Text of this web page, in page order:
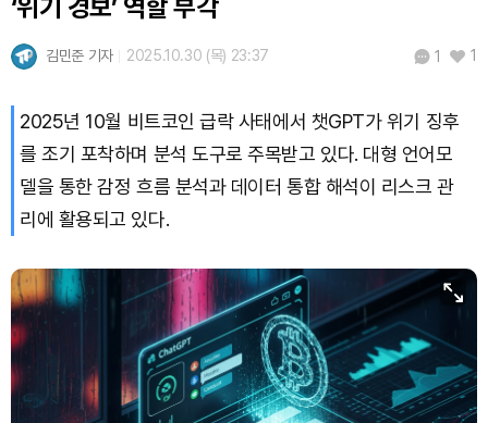
Hyperliquid (HYPE)
Bitcoin (BTC) ₩91,474,226 (+0.19%)
‘위기 경보’ 역할 부각
김민준 기자 2025.10.30 (목) 23:37 1 1
2025년 10월 비트코인 급락 사태에서 챗GPT가 위기 징후
를 조기 포착하며 분석 도구로 주목받고 있다. 대형 언어모
델을 통한 감정 흐름 분석과 데이터 통합 해석이 리스크 관
리에 활용되고 있다.